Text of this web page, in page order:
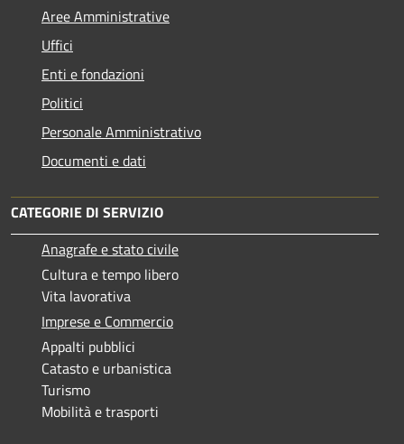
Aree Amministrative
Uffici
Enti e fondazioni
Politici
Personale Amministrativo
Documenti e dati
CATEGORIE DI SERVIZIO
Anagrafe e stato civile
Cultura e tempo libero
Vita lavorativa
Imprese e Commercio
Appalti pubblici
Catasto e urbanistica
Turismo
Mobilità e trasporti